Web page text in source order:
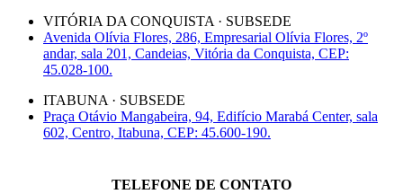
VITÓRIA DA CONQUISTA · SUBSEDE
Avenida Olívia Flores, 286, Empresarial Olívia Flores, 2º
andar, sala 201, Candeias, Vitória da Conquista, CEP:
45.028-100.
ITABUNA · SUBSEDE
Praça Otávio Mangabeira, 94, Edifício Marabá Center, sala
602, Centro, Itabuna, CEP: 45.600-190.
TELEFONE DE CONTATO